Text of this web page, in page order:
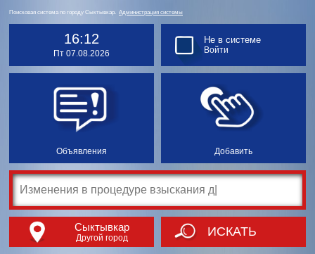
Поисковая система по городу Сыктывкар. Администрация системы
16:12
Пт 07.08.2026
Объявления Добавить
Не в системе
Войти
Сыктывкар
Другой город ИСКАТЬ